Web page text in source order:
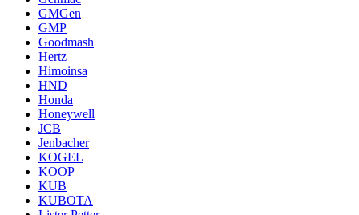
GMGen
GMP
Goodmash
Hertz
Himoinsa
HND
Honda
Honeywell
JCB
Jenbacher
KOGEL
KOOP
KUB
KUBOTA